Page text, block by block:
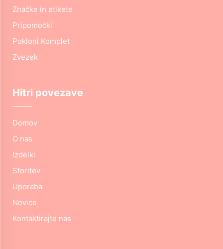
Značke in etikete
Pripomočki
Pokloni Komplet
Zvezek
Hitri povezave
Domov
O nas
Izdelki
Storitev
Uporaba
Novice
Kontaktirajte nas